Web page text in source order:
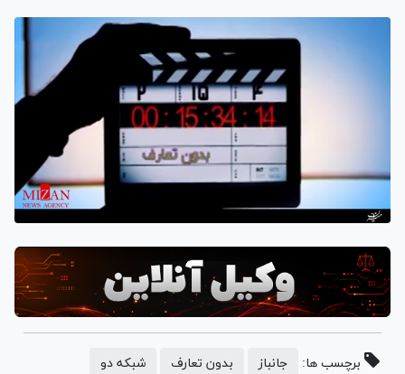
برچسب ها: جانباز بدون تعارف شبکه دو